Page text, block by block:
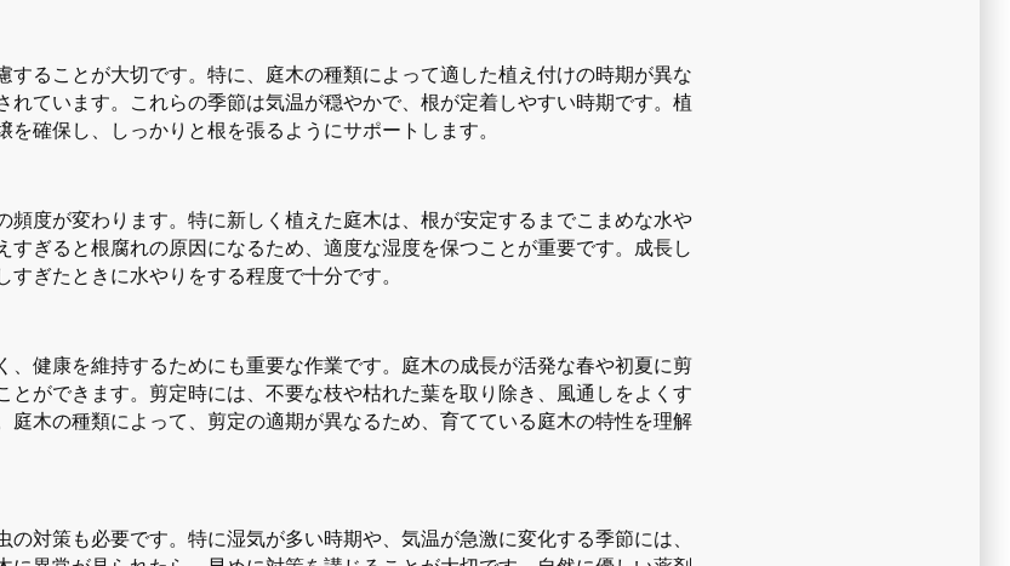
することが大切です。特に、庭木の種類によって適した植え付けの時期が異な
れています。これらの季節は気温が穏やかで、根が定着しやすい時期です。植
確保し、しっかりと根を張るようにサポートします。
頻度が変わります。特に新しく植えた庭木は、根が安定するまでこまめな水や
すぎると根腐れの原因になるため、適度な湿度を保つことが重要です。成長し
ぎたときに水やりをする程度で十分です。
、健康を維持するためにも重要な作業です。庭木の成長が活発な春や初夏に剪
とができます。剪定時には、不要な枝や枯れた葉を取り除き、風通しをよくす
庭木の種類によって、剪定の適期が異なるため、育てている庭木の特性を理解
対策も必要です。特に湿気が多い時期や、気温が急激に変化する季節には、